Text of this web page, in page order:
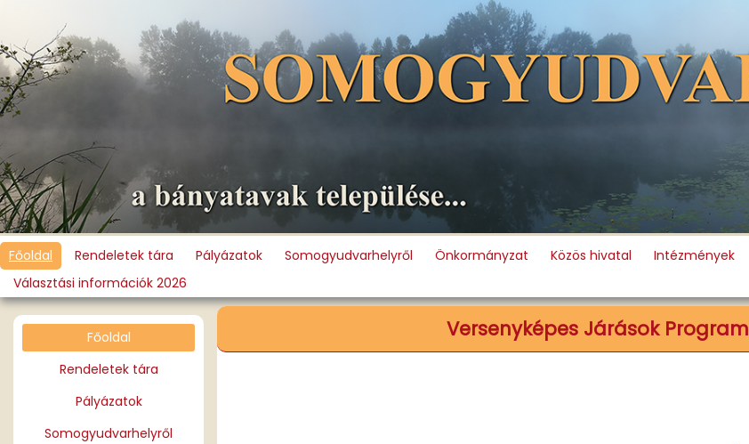
Főoldal Rendeletek tára Pályázatok Somogyudvarhelyről Önkormányzat Közös hivatal Intézmények
Választási információk 2026
Főoldal
Rendeletek tára
Pályázatok
Somogyudvarhelyről
Versenyképes Járások Program